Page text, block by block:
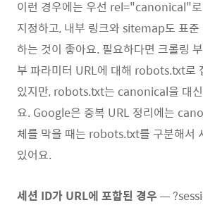
이런 경우에는 우선 rel="canonical"
지정하고, 내부 링크와 sitemap도 표준
하는 것이 좋아요. 필요하다면 크롤링
부 파라미터 URL에 대해 robots.txt로
있지만, robots.txt는 canonical을 대
요. Google은 중복 URL 정리에는
체를 막을 때는 robots.txt를 구분해서
있어요.
세션 ID가 URL에 포함된 경우 —